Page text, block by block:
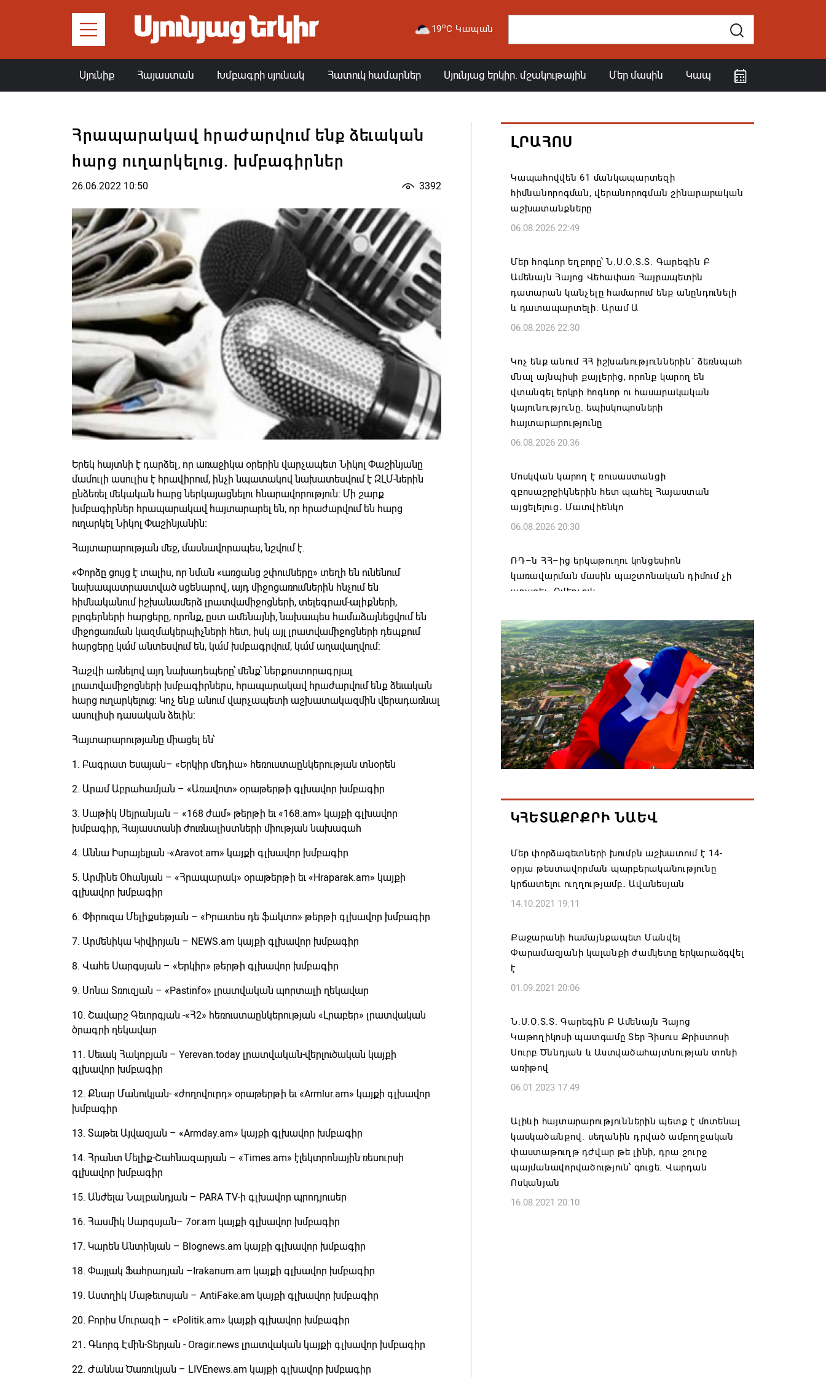
19oC Կապան
Սյունիք Հայաստան Խմբագրի սյունակ Հատուկ համարներ Սյունյաց երկիր. մշակութային Մեր մասին Կապ
Հրապարակավ հրաժարվում ենք ձեւական
հարց ուղարկելուց. խմբագիրներ
26.06.2022 10:50 3392
Երեկ հայտնի է դարձել, որ առաջիկա օրերին վարչապետ Նիկոլ Փաշինյանը
մամուլի ասուլիս է հրավիրում, ինչի նպատակով նախատեսվում է ԶԼՄ-ներին
ընձեռել մեկական հարց ներկայացնելու հնարավորություն։ Մի շարք
խմբագիրներ հրապարակավ հայտարարել են, որ հրաժարվում են հարց
ուղարկել Նիկոլ Փաշինյանին։
Հայտարարության մեջ, մասնավորապես, նշվում է.
«Փորձը ցույց է տալիս, որ նման «առցանց շփումները» տեղի են ունենում
նախապատրաստված սցենարով, այդ միջոցառումներին հնչում են
հիմնականում իշխանամերձ լրատվամիջոցների, տելեգրամ-ալիքների,
բլոգերների հարցերը, որոնք, ըստ ամենայնի, նախապես համաձայնեցվում են
միջոցառման կազմակերպիչների հետ, իսկ այլ լրատվամիջոցների դեպքում
հարցերը կա՛մ անտեսվում են, կա՛մ խմբագրվում, կա՛մ աղավաղվում:
Հաշվի առնելով այդ նախադեպերը՝ մենք՝ ներքոստորագրյալ
լրատվամիջոցների խմբագիրներս, հրապարակավ հրաժարվում ենք ձեւական
հարց ուղարկելուց: Կոչ ենք անում վարչապետի աշխատակազմին վերադառնալ
ասուլիսի դասական ձեւին:
Հայտարարությանը միացել են՝
1. Բագրատ Եսայան– «Երկիր մեդիա» հեռուստաընկերության տնօրեն
2. Արամ Աբրահամյան – «Առավոտ» օրաթերթի գլխավոր խմբագիր
3. Սաթիկ Սեյրանյան – «168 ժամ» թերթի եւ «168.am» կայքի գլխավոր
խմբագիր, Հայաստանի ժուռնալիստների միության նախագահ
4. Աննա Իսրայելյան -«Aravot.am» կայքի գլխավոր խմբագիր
5. Արմինե Օհանյան – «Հրապարակ» օրաթերթի եւ «Hraparak.am» կայքի
գլխավոր խմբագիր
6. Փիրուզա Մելիքսեթյան – «Իրատես դե ֆակտո» թերթի գլխավոր խմբագիր
7. Արմենիկա Կիվիրյան – NEWS.am կայքի գլխավոր խմբագիր
8. Վահե Սարգսյան – «Երկիր» թերթի գլխավոր խմբագիր
9. Սոնա Տռուզյան – «Pastinfo» լրատվական պորտալի ղեկավար
10. Շավարշ Գեւորգյան -«Հ2» հեռուստաընկերության «Լրաբեր» լրատվական
ծրագրի ղեկավար
11. Սեւակ Հակոբյան – Yerevan.today լրատվական-վերլուծական կայքի
գլխավոր խմբագիր
12. Քնար Մանուկյան- «ժողովուրդ» օրաթերթի եւ «Armlur.am» կայքի գլխավոր
խմբագիր
13. Տաթեւ Այվազյան – «Armday.am» կայքի գլխավոր խմբագիր
14. Հրանտ Մելիք-Շահնազարյան – «Times.am» էլեկտրոնային ռեսուրսի
գլխավոր խմբագիր
15. Անժելա Նալբանդյան – PARA TV-ի գլխավոր պրոդյուսեր
16. Հասմիկ Սարգսյան– 7or.am կայքի գլխավոր խմբագիր
17. Կարեն Անտինյան – Blognews.am կայքի գլխավոր խմբագիր
18. Փայլակ Ֆահրադյան –Irakanum.am կայքի գլխավոր խմբագիր
19. Աստղիկ Մաթեւոսյան – AntiFake.am կայքի գլխավոր խմբագիր
20. Բորիս Մուրազի – «Politik.am» կայքի գլխավոր խմբագիր
21․ Գևորգ Էմին-Տերյան - Oragir.news լրատվական կայքի գլխավոր խմբագիր
22. Ժաննա Ծառուկյան – LIVEnews.am կայքի գլխավոր խմբագիր
ԼՐԱՀՈՍ
Կապահովվեն 61 մանկապարտեզի
հիմնանորոգման, վերանորոգման շինարարական
աշխատանքները
06.08.2026 22:49
Մեր հոգևոր եղբորը՝ Ն.Ս.Օ.Տ.Տ. Գարեգին Բ
Ամենայն Հայոց Վեհափառ Հայրապետին
դատարան կանչելը համարում ենք անընդունելի
և դատապարտելի. Արամ Ա
06.08.2026 22:30
Կոչ ենք անում ՀՀ իշխանություններին` ձեռնպահ
մնալ այնպիսի քայլերից, որոնք կարող են
վտանգել երկրի հոգևոր ու հասարակական
կայունությունը. եպիսկոպոսների
հայտարարությունը
06.08.2026 20:36
Մոսկվան կարող է ռուսաստանցի
զբոսաշրջիկներին հետ պահել Հայաստան
այցելելուց․ Մատվիենկո
06.08.2026 20:30
ՌԴ–ն ՀՀ–ից երկաթուղու կոնցեսիոն
կառավարման մասին պաշտոնական դիմում չի
ստացել. Օվերչուկ
Հայաստանյայց Առաքելական Եկեղեցու
առաջնորդը կկանգնի դատարանի առջև՝
կառավարության հետ խորացող
հակամարտության պատճառով․ Reuters-ի
արձագանքը
06.08.2026 18:41
Ռուսաստանից Ադրբեջանի տարածքով
06.08.2026 17:52
դատավարությանը՝ ի աջակցություն Ամենայն
Հայոց կաթողիկոսի և սրբազանների. Աննա
Գրիգորյան
06.08.2026 17:04
Քրիստիննե Գրիգորյանը վերանշանակվել է
Արտաքին հետախուզության ծառայության պետի
պաշտոնում
06.08.2026 14:21
Հայաստանի ներկայիս իշխանությունը ձախողում
է թե՛ երկրի ներսում ազգային համերաշխության
պահպանման, թե՛ արտաքին ճակատում հայ
ժողովրդի շահերի պաշտպանության գործը
06.08.2026 14:18
Անդրանիկ Սիմոնյանը վերանշանակվել է ԱԱԾ
տնօրեն, իսկ նրա տեղակալ Արամ Հակոբյանն
ազատվել է պաշտոնից
06.08.2026 14:16
ԿՀԵՏԱՔՐՔՐԻ ՆԱԵՎ
Մեր փորձագետների խումբն աշխատում է 14-
օրյա թեստավորման պարբերականությունը
կրճատելու ուղղությամբ․ Ավանեսյան
14.10.2021 19:11
Քաջարանի համայնքապետ Մանվել
Փարամազյանի կալանքի ժամկետը երկարաձգվել
է
01.09.2021 20:06
Ն.Ս.Օ.Տ.Տ. Գարեգին Բ Ամենայն Հայոց
Կաթողիկոսի պատգամը Տեր Հիսուս Քրիստոսի
Սուրբ Ծննդյան և Աստվածահայտնության տոնի
առիթով
06.01.2023 17:49
Ալիևի հայտարարություններին պետք է մոտենալ
կասկածանքով. սեղանին դրված ամբողջական
փաստաթուղթ դժվար թե լինի, դրա շուրջ
պայմանավորվածություն՝ գուցե. Վարդան
Ոսկանյան
16.08.2021 20:10